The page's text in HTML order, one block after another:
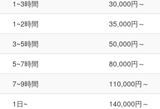
1~3時間
30,000円～
1~2時間
35,000円～
3~5時間
50,000円～
5~7時間
80,000円～
7~9時間
110,000円～
1日~
140,000円～